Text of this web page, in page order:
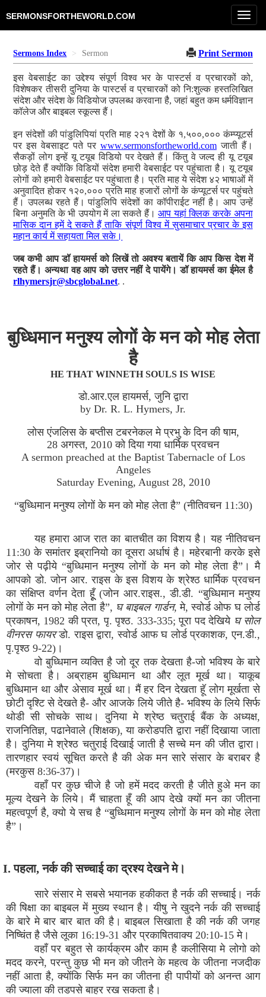
SERMONSFORTHEWORLD.COM
Sermons Index Sermon Print Sermon
इस वेबसाईट का उद्देश्य संपूर्ण विश्व भर के पास्टर्स व प्रचारकों को,
विशेषकर तीसरी दुनिया के पास्टर्स व प्रचारकों को नि:शुल्क हस्तलिखित
संदेश और संदेश के विडियोज उपलब्ध करवाना है, जहां बहुत कम धर्मविज्ञान
कॉलेज और बाइबल स्कूल्स हैं।
इन संदेशों की पांडुलिपियां प्रति माह २२१ देशों के १,५००,००० कंम्प्यूटर्स
पर इस वेबसाइट पते पर www.sermonsfortheworld.comजाती हैं।
सैकड़ों लोग इन्हें यू टयूब विडियो पर देखते हैं। किंतु वे जल्द ही यू टयूब
छोड़ देते हैं क्योंकि विडियों संदेश हमारी वेबसाईट पर पहुंचाता है। यू टयूब
लोगों को हमारी वेबसाईट पर पहुंचाता है। प्रति माह ये संदेश ४२ भाषाओं में
अनुवादित होकर १२०,००० प्रति माह हजारों लोगों के कंप्यूटर्स पर पहुंचते
हैं। उपलब्ध रहते हैं। पांडुलिपि संदेशों का कॉपीराईट नहीं है। आप उन्हें
बिना अनुमति के भी उपयोग में ला सकते हैं।आप यहां क्लिक करके अपना
मासिक दान हमें दे सकते हैं ताकि संपूर्ण विश्व में सुसमाचार प्रचार के इस
महान कार्य में सहायता मिल सके।
जब कभी आप डॉ हायमर्स को लिखें तो अवश्य बतायें कि आप किस देश में
रहते हैं। अन्यथा वह आप को उत्तर नहीं दे पायेंगे। डॉ हायमर्स का ईमेल है
rlhymersjr@sbcglobal.net. .
बुध्धिमान मनुश्य लोगों के मन को मोह लेता
है
HE THAT WINNETH SOULS IS WISE
डो.आर.एल हायमर्स, जुनि द्वारा
by Dr. R. L. Hymers, Jr.
लोस एंजलिस के बप्तीस टबरनेकल मे प्रभु के दिन की षाम,
28 अगस्त, 2010 को दिया गया धार्मिक प्रवचन
A sermon preached at the Baptist Tabernacle of Los
Angeles
Saturday Evening, August 28, 2010
“बुध्धिमान मनुश्य लोगों के मन को मोह लेता है” (नीतिवचन 11:30)
यह हमारा आज रात का बातचीत का विशय है। यह नीतिवचन
11:30 के समांतर इब्रानियो का दूसरा अर्धाषं है। महेरबानी करके इसे
जोर से पढ़ीये “बुध्धिमान मनुश्य लोगों के मन को मोह लेता है”। मै
आपको डो. जोन आर. राइस के इस विशय के श्रेश्ठ धार्मिक प्रवचन
का संक्षिप्त वर्णन देता हूूँ (जोन आर.राइस., डी.डी. “बुध्धिमान मनुश्य
लोगों के मन को मोह लेता है”, घ बाइबल गार्डन,मे, स्वोर्ड ओफ घ लोर्ड
प्रकाषन, 1982 की प्रत, पृ. पृश्ठ. 333-335; पूरा पद देखिये घ सोल
वीनरस फायरडो. राइस द्वारा, स्वोर्ड आफ घ लोर्ड प्रकाशक, एन.डी.,
पृ.पृश्ठ 9-22)।
वो बुध्धिमान व्यक्ति है जो दूर तक देखता है-जो भविश्य के बारे
मे सोचता है। अब्राहम बुध्धिमान था और लूत मूर्ख था। याकूब
बुध्धिमान था और अेसाव मूर्ख था। मैं हर दिन देखता हूॅ लोग मूर्खता से
छोटी दृश्टि से देखते है- और आजके लिये जीते है- भविश्य के लिये सिर्फ
थोडी सी सोचके साथ। दुनिया मे श्रेष्ठ चतुराई बैंक के अध्यक्ष,
राजनितिज्ञ, पढानेवाले (शिक्षक), या करोडपति द्वारा नहीं दिखाया जाता
है। दुनिया मे श्रेश्ठ चतुराई दिखाई जाती है सच्चे मन की जीत द्वारा।
तारणहार स्वयं सूचित करते है की अेक मन सारे संसार के बराबर है
(मरकुस 8:36-37)।
वहाँ पर कुछ चीजे है जो हमें मदद करती है जीते हुअे मन का
मूल्य देखने के लिये। मैं चाहता हूँ की आप देखे क्यों मन का जीतना
महत्वपूर्ण है, क्यो ये सच है “बुध्धिमान मनुश्य लोगों के मन को मोह लेता
है”।
I. पहला, नर्क की सच्चाई का द्रश्य देखने मे।
सारे संसार मे सबसे भयानक हकीकत है नर्क की सच्चाई। नर्क
की षिक्षा का बाइबल में मुख्य स्थान है। यीषु ने खुदने नर्क की सच्चाई
के बारे मे बार बार बात की है। बाइबल सिखाता है की नर्क की जगह
निष्चिंत है जैसे लूका 16:19-31 और प्रकाषितवाक्य 20:10-15 मे।
वहाँ पर बहुत से कार्यक्रम और काम है कलीसिया मे लोगो को
मदद करने, परन्तु कुछ भी मन को जीतने के महत्व के जीतना नजदीक
नहीं आता है, क्योंकि सिर्फ मन का जीतना ही पापीयों को अनन्त आग
की ज्याला की तडपसे बाहर रख सकता है।